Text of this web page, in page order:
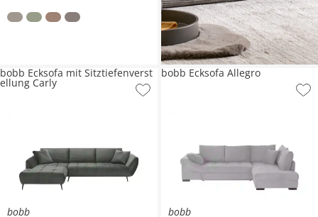
bobb
bobb Ecksofa mit Sitztiefenverst
ellung Carly
bobb
bobb Ecksofa Allegro